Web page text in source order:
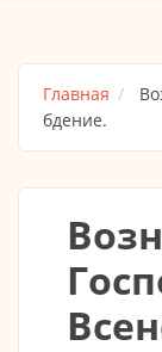
Главная
бдение.